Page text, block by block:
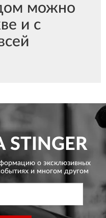
можно
и с
STINGER
о эксклюзивных
и многом другом